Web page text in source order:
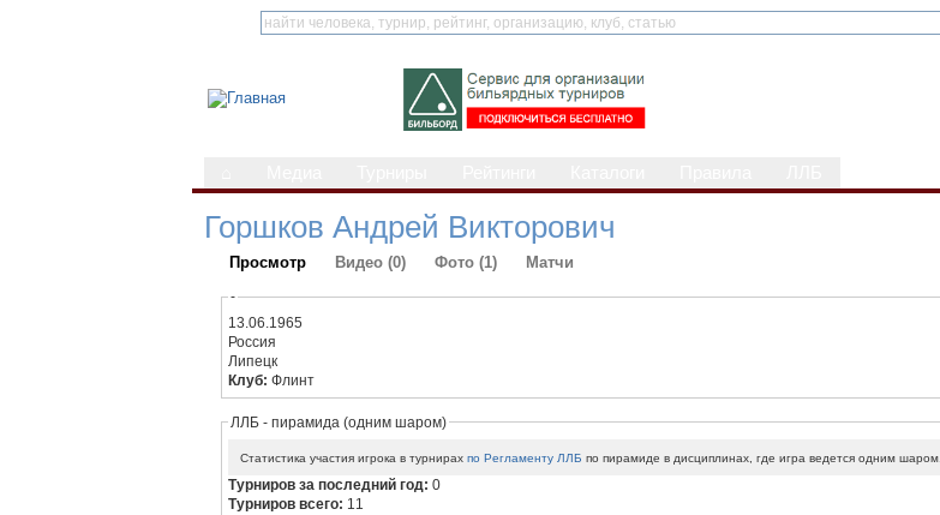
Горшков Андрей Викторович
Просмотр Видео (0) Фото (1) Матчи
-
13.06.1965
Россия
Липецк
Клуб:Флинт
ЛЛБ - пирамида (одним шаром)
Статистика участия игрока в турнирахпо Регламенту ЛЛБ по пирамиде в дисциплинах, где игра ведется одним шаром.
Турниров за последний год:0
Турниров всего: 11